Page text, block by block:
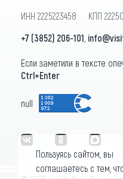
ИНН 2225223458 КПП
+7 (3852) 206-101
Если заметили в тексте
Ctrl+Enter
null
Пользуясь сайтом, вы
соглашаетесь с тем,